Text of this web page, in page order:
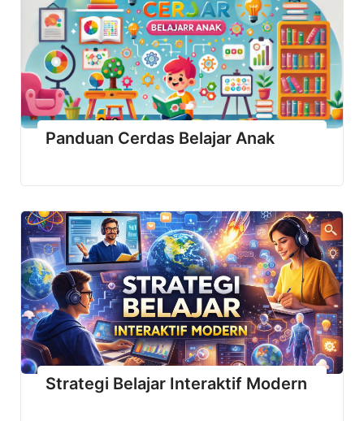
Panduan Cerdas Belajar Anak
Strategi Belajar Interaktif Modern